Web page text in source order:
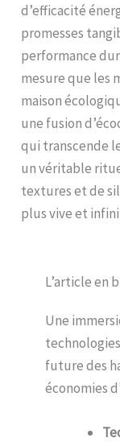
d’efficacité
promesses
performance
mesure que les
maison
une fusion
qui transcende
un véritable
textures et de
plus vive et
L’article en
Une
future des
économies